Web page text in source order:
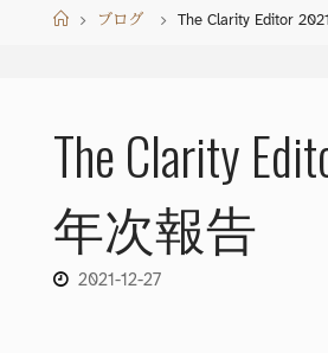
Homeブログ The Clarity Editor
The Clarity
年次報告
2021-12-27